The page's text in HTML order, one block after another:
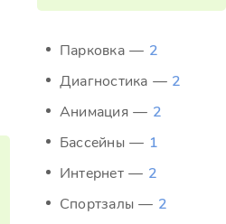
Парковка — 2
Диагностика — 2
Анимация — 2
Бассейны — 1
Интернет — 2
Спортзалы — 2